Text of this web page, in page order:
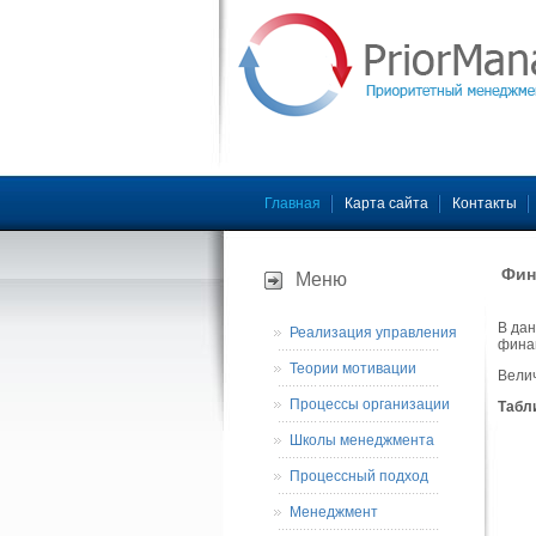
Главная Карта сайта Контакты
B
Меню
Реализация управления
Теории мотивации
Процессы организации
Школы менеджмента
Процессный подход
Менеджмент